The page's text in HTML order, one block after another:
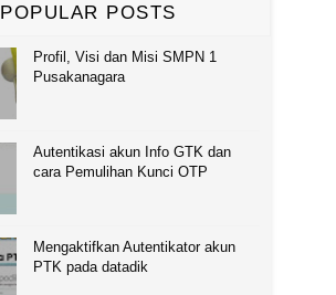
POPULAR POSTS
Profil, Visi dan Misi SMPN 1
Pusakanagara
Autentikasi akun Info GTK dan
cara Pemulihan Kunci OTP
Mengaktifkan Autentikator akun
PTK pada datadik